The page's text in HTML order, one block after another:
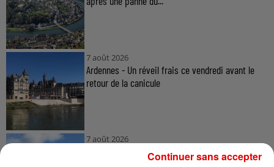
7 août 2026
Ardennes - Un réveil frais ce vendredi avant le
retour de la canicule
7 août 2026
Ardennes - Woinic, le plus grand sanglier du
monde, fête ses 18 ans
Continuer sans accepter